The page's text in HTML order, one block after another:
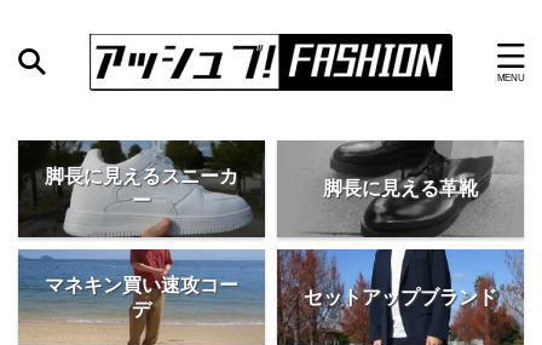
脚長に見えるスニーカ
ー
脚長に見える革靴
マネキン買い速攻コー
デ
セットアップブランド